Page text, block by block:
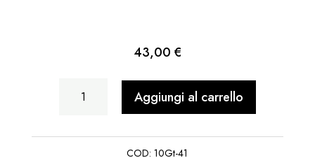
43,00 €
Padre
quantità
Aggiungi al carrello
COD:10Gt-41